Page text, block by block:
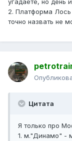
угадаете, но день
2. Платформа
точно назвать не
Цитата
Я только про
1. м."Динамо" -